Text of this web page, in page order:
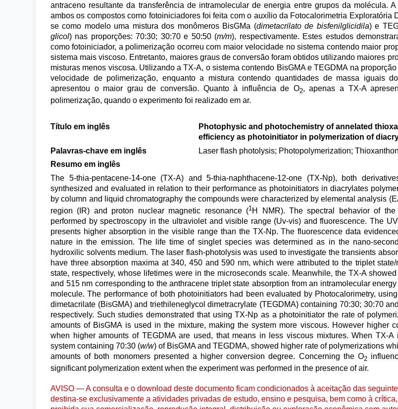
antraceno resultante da transferência de intramolecular de energia entre grupos da molécula.
ambos os compostos como fotoiniciadores foi feita com o auxílio da Fotocalorimetria Exploratória
se como modelo uma mistura dos monômeros BisGMa (dimetacrilato de bisfenilglicidila) e
glicol) nas proporções: 70:30; 30:70 e 50:50 (m/m), respectivamente. Estes estudos
como fotoiniciador, a polimerização ocorreu com maior velocidade no sistema contendo maior
sistema mais viscoso. Entretanto, maiores graus de conversão foram obtidos utilizando maiores
misturas menos viscosa. Utilizando a TX-A, o sistema contendo BisGMA e TEGDMA na
velocidade de polimerização, enquanto a mistura contendo quantidades de massa iguais
apresentou o maior grau de conversão. Quanto à influência de O2, apenas a TX-A
polimerização, quando o experimento foi realizado em ar.
Título em inglês
Photophysic and photochemistry of annelated
efficiency as photoinitiator in polymerization of
Palavras-chave em inglês
Laser flash photolysis; Photopolymerization;
Resumo em inglês
The 5-thia-pentacene-14-one (TX-A) and 5-thia-naphthacene-12-one (TX-Np), both
synthesized and evaluated in relation to their performance as photoinitiators in diacrylates
by column and liquid chromatography the compounds were characterized by elemental analysis
region (IR) and proton nuclear magnetic resonance (1 H NMR). The spectral behavior of
performed by spectroscopy in the ultraviolet and visible range (Uv-vis) and fluorescence. The
presents higher absorption in the visible range than the TX-Np. The fluorescence data
nature in the emission. The life time of singlet species was determined as in the nano-
hydroxilic solvents medium. The laser flash-photolysis was used to investigate the transients
have three absorption maxima at 340, 450 and 590 nm, which were attributed to the triplet
state, respectively, whose lifetimes were in the microseconds scale. Meanwhile, the TX-A
and 515 nm corresponding to the anthracene triplet state absorption from an intramolecular
molecule. The performance of both photoinitiators had been evaluated by Photocalorimetry,
dimetacrilate (BisGMA) and triethileneglycol dimetracrylate (TEGDMA) containing 70:30; 30:70
respectively. Such studies demonstrated that using TX-Np as a photoinitiator the rate of
amounts of BisGMA is used in the mixture, making the system more viscous. However higher
when higher amounts of TEGDMA are used, that means in less viscous mixtures. When TX-
system containing 70:30 (w/w) of BisGMA and TEGDMA, showed higher rate of polymerizations
amounts of both monomers presented a higher conversion degree. Concerning the O2
significant polymerization extent when the experiment was performed in the presence of air.
AVISO — A consulta e o download deste documento ficam condicionados à aceitação das
destina-se exclusivamente a atividades privadas de estudo, ensino e pesquisa, bem como à